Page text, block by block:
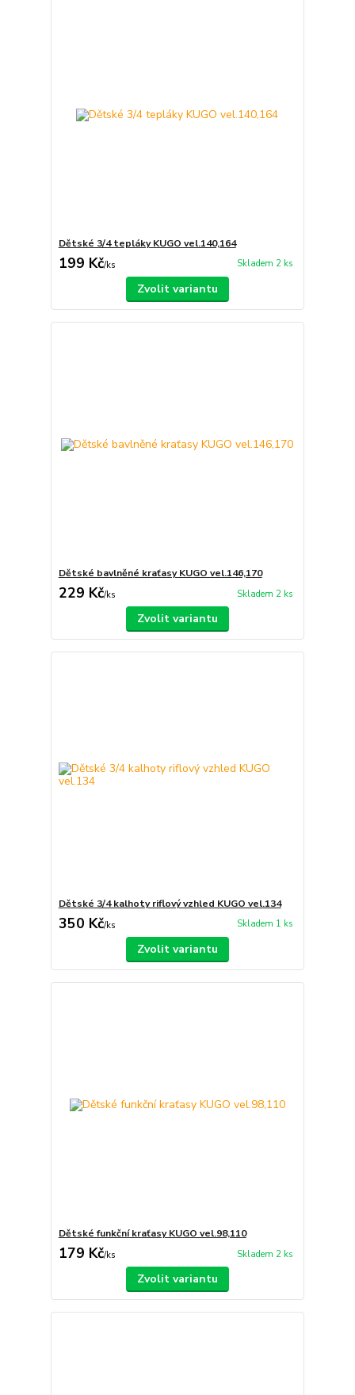
Dětské 3/4 tepláky KUGO vel.140,164
199 Kč/ks Skladem 2 ks
Zvolit variantu
Dětské bavlněné kraťasy KUGO vel.146,170
229 Kč/ks Skladem 2 ks
Zvolit variantu
Dětské 3/4 kalhoty riflový vzhled KUGO vel.134
350 Kč/ks Skladem 1 ks
Zvolit variantu
Dětské funkční kraťasy KUGO vel.98,110
179 Kč/ks Skladem 2 ks
Zvolit variantu